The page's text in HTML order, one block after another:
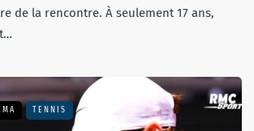
de la rencontre. À seulement 17 ans,
TENNIS